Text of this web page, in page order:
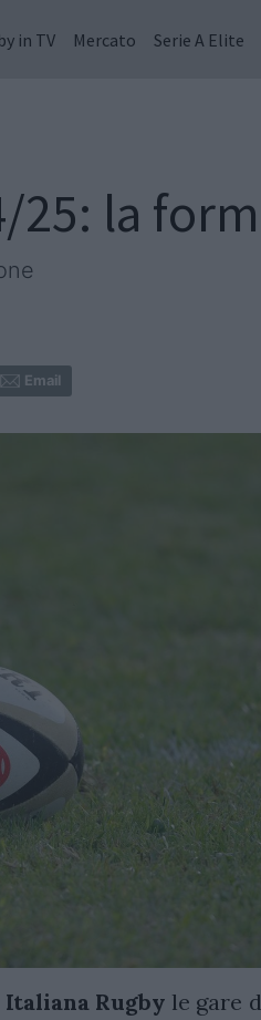
in TV Mercato Serie A Elite
25: la
Email
Italiana Rugby le gare